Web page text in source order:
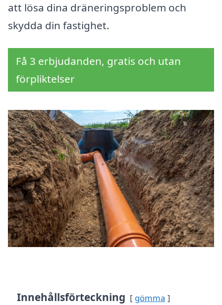
att lösa dina dräneringsproblem och
skydda din fastighet.
Få 3 erbjudanden, gratis och utan
förpliktelser
Innehållsförteckning gömma